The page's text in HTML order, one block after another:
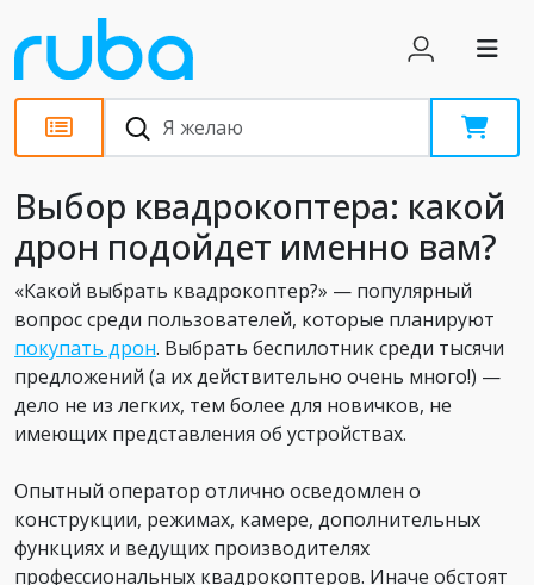
Статьи
Выбор квадрокоптера: какой
дрон подойдет именно вам?
«Какой выбрать квадрокоптер?» — популярный
вопрос среди пользователей, которые планируют
покупать дрон. Выбрать беспилотник среди тысячи
предложений (а их действительно очень много!) —
дело не из легких, тем более для новичков, не
имеющих представления об устройствах.
Опытный оператор отлично осведомлен о
конструкции, режимах, камере, дополнительных
функциях и ведущих производителях
профессиональных квадрокоптеров. Иначе обстоят